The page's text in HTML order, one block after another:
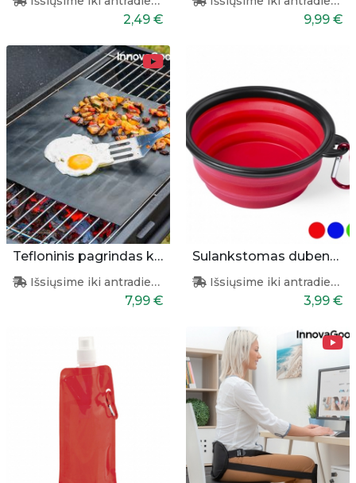
2,49 € 9,99 €
Tefloninis pagrindas kepimui
Išsiųsime iki antradienio
7,99 €
Sulankstomas dubenėlis augintiniams
Išsiųsime iki antradienio
3,99 €